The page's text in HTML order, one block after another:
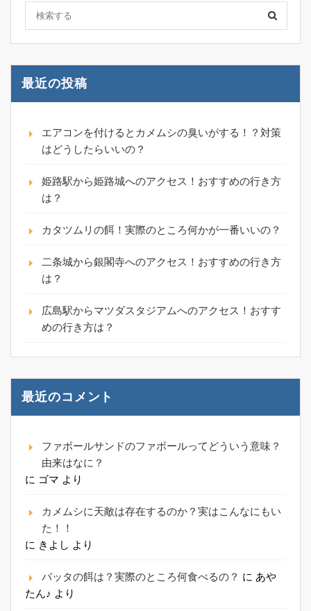
最近の投稿
エアコンを付けるとカメムシの臭いがする！？対策
はどうしたらいいの？
姫路駅から姫路城へのアクセス！おすすめの行き方
は？
カタツムリの餌！実際のところ何かが一番いいの？
二条城から銀閣寺へのアクセス！おすすめの行き方
は？
広島駅からマツダスタジアムへのアクセス！おすす
めの行き方は？
最近のコメント
ファボールサンドのファボールってどういう意味？
由来はなに？
に ゴマ より
カメムシに天敵は存在するのか？実はこんなにもい
た！！
に きよし より
バッタの餌は？実際のところ何食べるの？ に あや
たん♪ より